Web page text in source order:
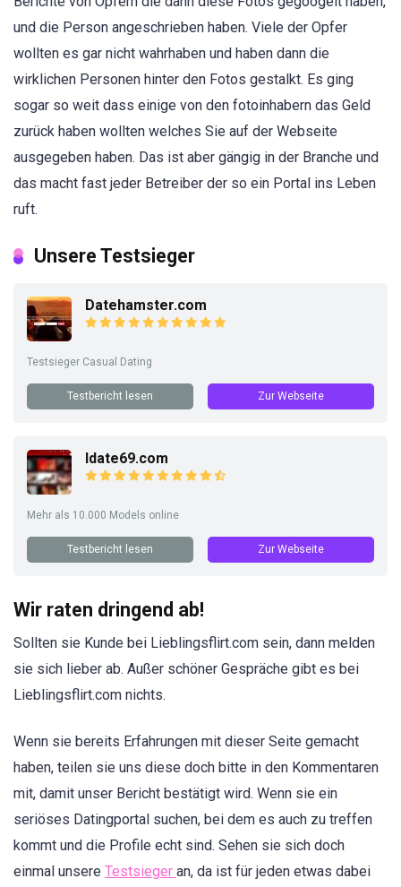
und die Person angeschrieben haben. Viele der Opfer
wollten es gar nicht wahrhaben und haben dann die
wirklichen Personen hinter den Fotos gestalkt. Es ging
sogar so weit dass einige von den fotoinhabern das Geld
zurück haben wollten welches Sie auf der Webseite
ausgegeben haben. Das ist aber gängig in der Branche und
das macht fast jeder Betreiber der so ein Portal ins Leben
ruft.
Unsere Testsieger
Datehamster.com
Testsieger Casual Dating
Testbericht lesen Zur Webseite
Idate69.com
Mehr als 10.000 Models online
Testbericht lesen Zur Webseite
Wir raten dringend ab!
Sollten sie Kunde bei Lieblingsflirt.com sein, dann melden
sie sich lieber ab. Außer schöner Gespräche gibt es bei
Lieblingsflirt.com nichts.
Wenn sie bereits Erfahrungen mit dieser Seite gemacht
haben, teilen sie uns diese doch bitte in den Kommentaren
mit, damit unser Bericht bestätigt wird. Wenn sie ein
seriöses Datingportal suchen, bei dem es auch zu treffen
kommt und die Profile echt sind. Sehen sie sich doch
einmal unsere Testsieger an, da ist für jeden etwas dabei